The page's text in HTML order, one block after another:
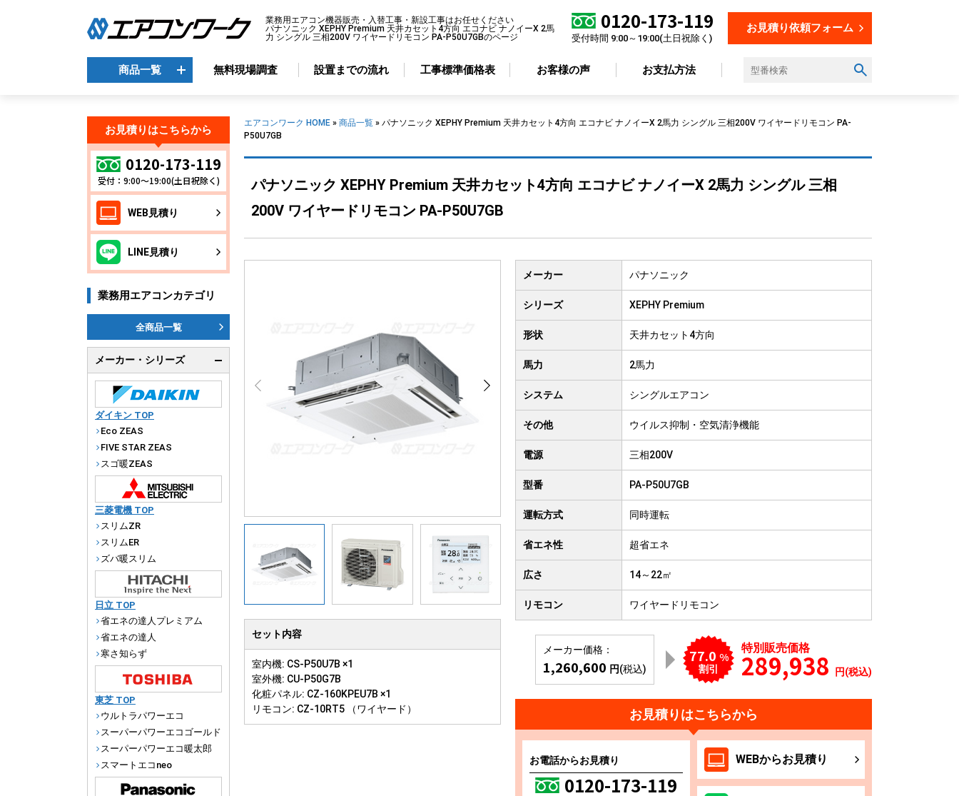
業務用エアコン機器販売・入替工事・新設工事はお任せください
パナソニック XEPHY Premium 天井カセット4方向 エコナビ ナノイーX 2馬
力 シングル 三相200V ワイヤードリモコン PA-P50U7GBのページ
0120-173-119
受付時間 9:00～19:00(土日祝除く)
お見積り依頼フォーム
商品一覧
商品一覧
メーカーから選ぶ
ダイキン
三菱電機
日立
東芝
パナソニック
エアコン形状から選ぶ
天井カセット4方向
天井カセット 2方向
天井吊り形
4方向
省エネ性から選ぶ
標準エアコン
設置場所から選ぶ
オフィス
倉庫
病院
福祉施設
無料現場調査 設置までの流れ 工事標準価格表 お客様の声 お支払方法
エアコンワーク HOME » 商品一覧 » パナソニック XEPHY Premium 天井カセット4方向 エコナビ ナノイーX 2馬力 シングル 三相200V ワイヤードリモコン PA-
P50U7GB
パナソニック XEPHY Premium 天井カセット4方向 エコナビ ナノイーX 2馬力 シングル 三相
200V ワイヤードリモコン PA-P50U7GB
セット内容
室内機: CS-P50U7B ×1
室外機: CU-P50G7B
化粧パネル: CZ-160KPEU7B ×1
リモコン: CZ-10RT5 （ワイヤード）
メーカー パナソニック
シリーズ XEPHY Premium
形状 天井カセット4方向
馬力 2馬力
システム シングルエアコン
その他 ウイルス抑制・空気清浄機能
電源 三相200V
型番 PA-P50U7GB
運転方式 同時運転
省エネ性 超省エネ
広さ 14～22㎡
リモコン ワイヤードリモコン
メーカー価格：
1,260,600 円(税込)
77.0 %
割引
特別販売価格
289,938 円(税込)
お見積りはこちらから
お電話からお見積り
0120-173-119
WEBからお見積り
お見積りはこちらから
0120-173-119
受付：9:00～19:00(土日祝除く)
WEB見積り
LINE見積り
業務用エアコンカテゴリ
全商品一覧
メーカー・シリーズ
ダイキン TOP
Eco ZEAS
FIVE STAR ZEAS
スゴ暖ZEAS
三菱電機 TOP
スリムZR
スリムER
ズバ暖スリム
日立 TOP
省エネの達人プレミアム
省エネの達人
寒さ知らず
東芝 TOP
ウルトラパワーエコ
スーパーパワーエコゴールド
スーパーパワーエコ暖太郎
スマートエコneo